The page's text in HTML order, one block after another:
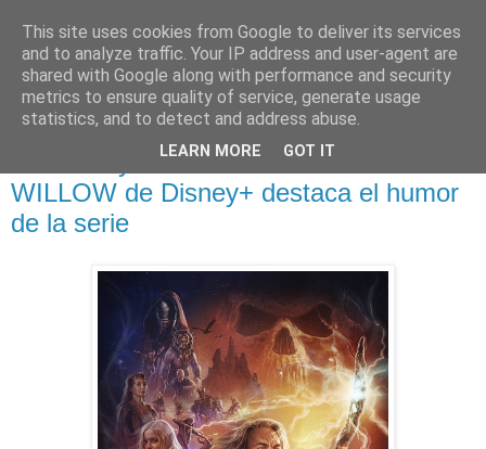
El nuevo y aventurero tráiler de
WILLOW de Disney+ destaca el humor
de la serie
This site uses cookies from Google to deliver its services
and to analyze traffic. Your IP address and user-agent are
shared with Google along with performance and security
metrics to ensure quality of service, generate usage
statistics, and to detect and address abuse.
LEARN MORE GOT IT